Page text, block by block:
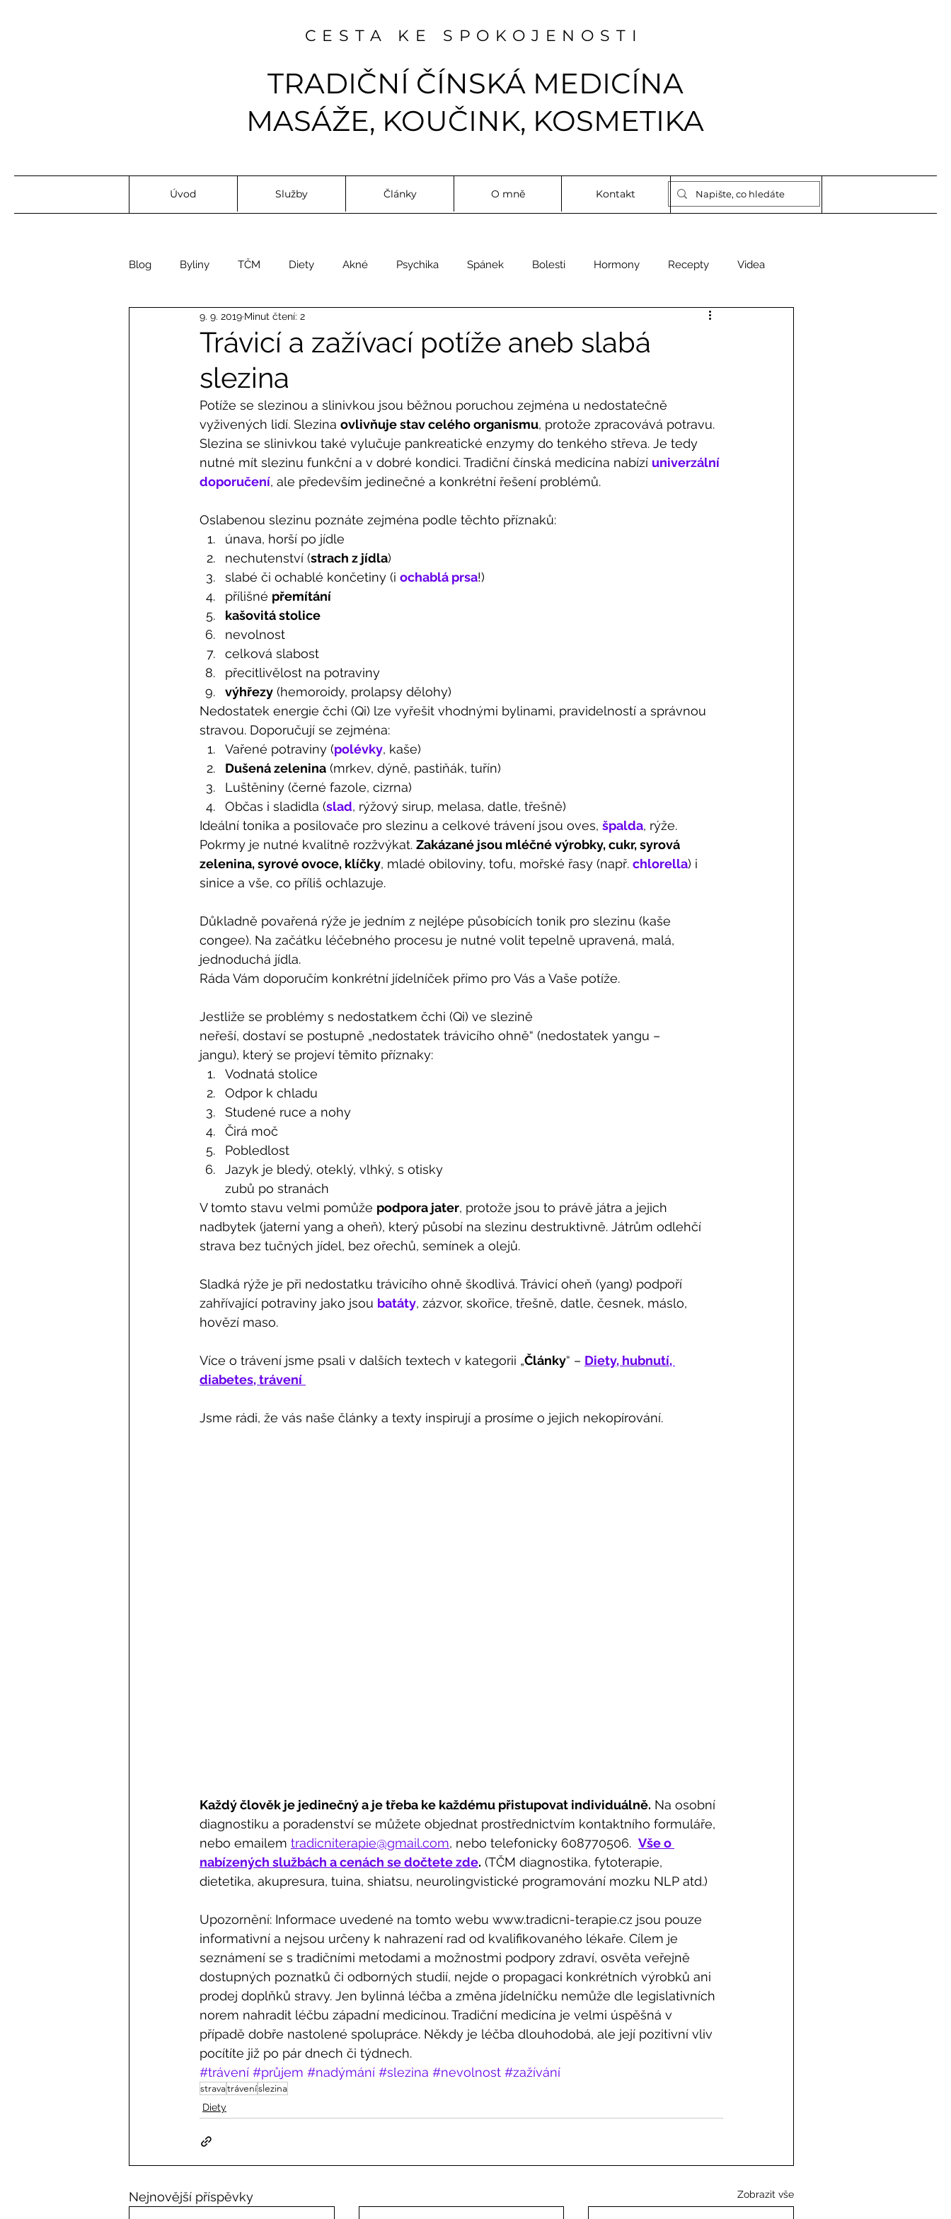
CESTA KE SPOKOJENOSTI
TRADIČNÍ ČÍNSKÁ MEDICÍNA
MASÁŽE, KOUČINK, KOSMETIKA
Úvod Služby Články O mně Kontakt
Blog Byliny TČM Diety Akné Psychika Spánek Bolesti Hormony Recepty Videa
Trávicí a zažívací potíže aneb slabá
slezina
9. 9. 2019 Minut čtení: 2
Potíže se slezinou a slinivkou jsou běžnou poruchou zejména u nedostatečně
vyživených lidí. Slezina ovlivňuje stav celého organismu, protože zpracovává potravu.
Slezina se slinivkou také vylučuje pankreatické enzymy do tenkého střeva. Je tedy
nutné mít slezinu funkční a v dobré kondici. Tradiční čínská medicína nabízí univerzální
doporučení, ale především jedinečné a konkrétní řešení problémů.
Oslabenou slezinu poznáte zejména podle těchto příznaků:
únava, horší po jídle
nechutenství (strach z jídla)
slabé či ochablé končetiny (i ochablá prsa!)
přílišné přemítání
kašovitá stolice
nevolnost
celková slabost
přecitlivělost na potraviny
výhřezy (hemoroidy, prolapsy dělohy)
Nedostatek energie čchi (Qi) lze vyřešit vhodnými bylinami, pravidelností a správnou
stravou. Doporučují se zejména:
Vařené potraviny (polévky, kaše)
Dušená zelenina (mrkev, dýně, pastiňák, tuřín)
Luštěniny (černé fazole, cizrna)
Občas i sladidla (slad, rýžový sirup, melasa, datle, třešně)
Ideální tonika a posilovače pro slezinu a celkové trávení jsou oves, špalda, rýže.
Pokrmy je nutné kvalitně rozžvýkat. Zakázané jsou mléčné výrobky, cukr, syrová
zelenina, syrové ovoce, klíčky, mladé obiloviny, tofu, mořské řasy (např. chlorella) i
sinice a vše, co příliš ochlazuje.
Důkladně povařená rýže je jedním z nejlépe působících tonik pro slezinu (kaše
congee). Na začátku léčebného procesu je nutné volit tepelně upravená, malá,
jednoduchá jídla.
Ráda Vám doporučím konkrétní jídelníček přímo pro Vás a Vaše potíže.
Jestliže se problémy s nedostatkem čchi (Qi) ve slezině
neřeší, dostaví se postupně „nedostatek trávicího ohně“ (nedostatek yangu –
jangu), který se projeví těmito příznaky:
Vodnatá stolice
Odpor k chladu
Studené ruce a nohy
Čirá moč
Pobledlost
Jazyk je bledý, oteklý, vlhký, s otisky
zubů po stranách
V tomto stavu velmi pomůže podpora jater, protože jsou to právě játra a jejich
nadbytek (jaterní yang a oheň), který působí na slezinu destruktivně. Játrům odlehčí
strava bez tučných jídel, bez ořechů, semínek a olejů.
Sladká rýže je při nedostatku trávicího ohně škodlivá. Trávicí oheň (yang) podpoří
zahřívající potraviny jako jsou batáty, zázvor, skořice, třešně, datle, česnek, máslo,
hovězí maso.
Více o trávení jsme psali v dalších textech v kategorii „Články“ – Diety, hubnutí,
diabetes, trávení
Jsme rádi, že vás naše články a texty inspirují a prosíme o jejich nekopírování.
Každý člověk je jedinečný a je třeba ke každému přistupovat individuálně. Na osobní
diagnostiku a poradenství se můžete objednat prostřednictvím kontaktního formuláře,
nebo emailem tradicniterapie@gmail.com, nebo telefonicky 608770506. Vše o
nabízených službách a cenách se dočtete zde. (TČM diagnostika, fytoterapie,
dietetika, akupresura, tuina, shiatsu, neurolingvistické programování mozku NLP atd.)
Upozornění: Informace uvedené na tomto webu www.tradicni-terapie.cz jsou pouze
informativní a nejsou určeny k nahrazení rad od kvalifikovaného lékaře. Cílem je
seznámení se s tradičními metodami a možnostmi podpory zdraví, osvěta veřejně
dostupných poznatků či odborných studií, nejde o propagaci konkrétních výrobků ani
prodej doplňků stravy. Jen bylinná léčba a změna jídelníčku nemůže dle legislativních
norem nahradit léčbu západní medicínou. Tradiční medicína je velmi úspěšná v
případě dobře nastolené spolupráce. Někdy je léčba dlouhodobá, ale její pozitivní vliv
pocítíte již po pár dnech či týdnech.
#trávení #průjem #nadýmání #slezina #nevolnost #zažívání
stravatráveníslezina
Diety
Nejnovější příspěvky Zobrazit vše